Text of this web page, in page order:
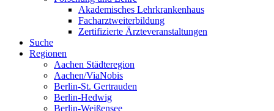
Akademisches Lehrkrankenhaus
Facharztweiterbildung
Zertifizierte Ärzteveranstaltungen
Suche
Regionen
Aachen Städteregion
Aachen/ViaNobis
Berlin-St. Gertrauden
Berlin-Hedwig
Berlin-Weißensee